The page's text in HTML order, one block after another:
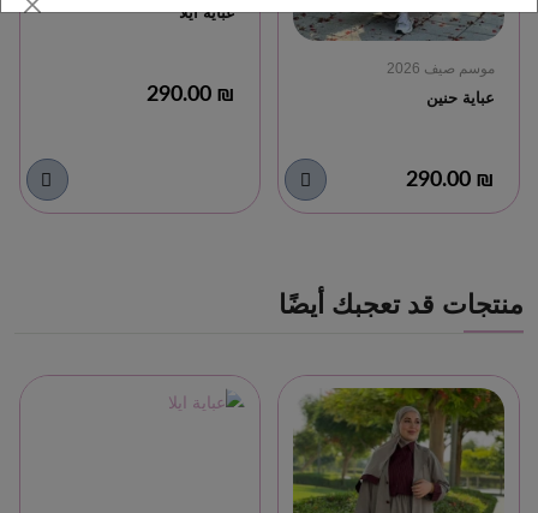
موسم صيف 2026
عباية حنين
₪ 290.00
عباية ايلا
₪ 290.00
منتجات قد تعجبك أيضًا